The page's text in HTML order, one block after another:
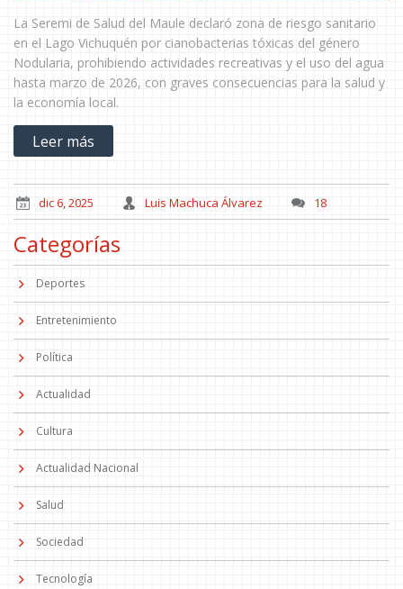
La Seremi de Salud del Maule declaró zona de riesgo sanitario
en el Lago Vichuquén por cianobacterias tóxicas del género
Nodularia, prohibiendo actividades recreativas y el uso del agua
hasta marzo de 2026, con graves consecuencias para la salud y
la economía local.
Leer más
dic 6, 2025 Luis Machuca Álvarez 18
Categorías
Deportes
Entretenimiento
Política
Actualidad
Cultura
Actualidad Nacional
Salud
Sociedad
Tecnología